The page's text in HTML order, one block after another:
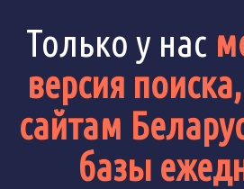
Только у нас
версия
сайтам
базы